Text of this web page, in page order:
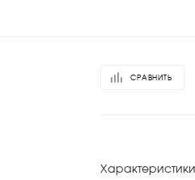
СРАВНИТЬ
Характеристики